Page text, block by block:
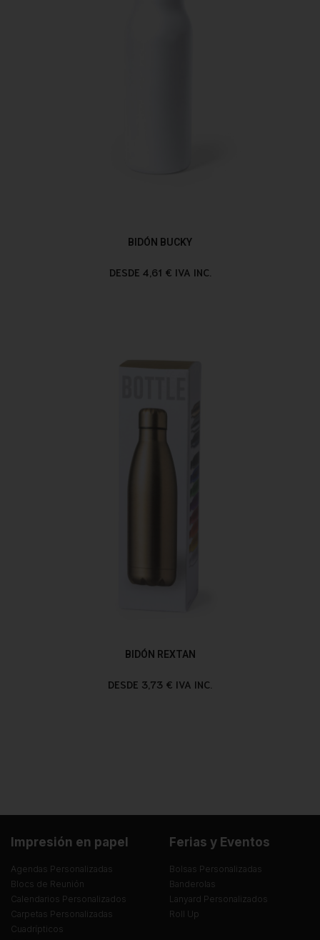
BIDÓN BUCKY
DESDE 4,61 € IVA INC.
BIDÓN REXTAN
DESDE 3,73 € IVA INC.
Impresión en papel
Agendas Personalizadas
Blocs de Reunión
Calendarios Personalizados
Carpetas Personalizadas
Cuadrípticos
Ferias y Eventos
Bolsas Personalizadas
Banderolas
Lanyard Personalizados
Roll Up